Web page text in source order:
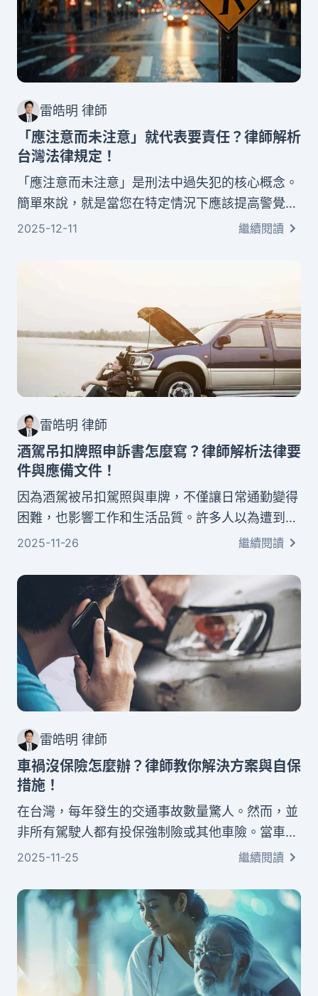
整流程、理賠條件、保費調整機制。
雷皓明 律師
「應注意而未注意」就代表要責任？律師解析
台灣法律規定！
「應注意而未注意」是刑法中過失犯的核心概念。
簡單來說，就是當您在特定情況下應該提高警覺、
謹慎小心，卻因為注意力不足而造成意外。根據刑
2025-12-11 繼續閱讀
雷皓明 律師
酒駕吊扣牌照申訴書怎麼寫？律師解析法律要
件與應備文件！
因為酒駕被吊扣駕照與車牌，不僅讓日常通勤變得
困難，也影響工作和生活品質。許多人以為遭到處
分就只能認罰，其實您擁有合法申訴的權利。本文
法律基礎、申訴書撰寫要點、必備文件清單，到提
升成功率的關鍵策略，提供實用的建議。
2025-11-26 繼續閱讀
雷皓明 律師
車禍沒保險怎麼辦？律師教你解決方案與自保
措施！
在台灣，每年發生的交通事故數量驚人。然而，並
非所有駕駛人都有投保強制險或其他車險。當車禍
沒保險的情況發生時，無論是肇事者還是受害者，
樣的困境，心中可能充滿焦慮與不安。車禍無保險
怎麼辦？該如何保障自己的權益？請放心，本文將
為您提供完整的解決方案。
2025-11-25 繼續閱讀